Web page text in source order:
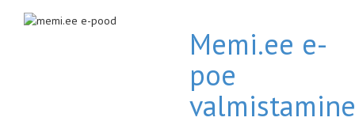
Memi.ee e-
poe
valmistamine